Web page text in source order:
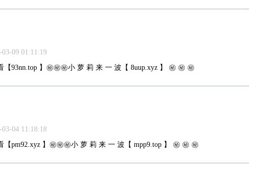
01:11:19
93nn.top 】㊙️㊙️㊙️小 萝 莉 来 一 波【 8uup.xyz 】 ㊙️ ㊙️ ㊙️
11:18:18
pm92.xyz 】㊙️㊙️㊙️小 萝 莉 来 一 波【 mpp9.top 】 ㊙️ ㊙️ ㊙️